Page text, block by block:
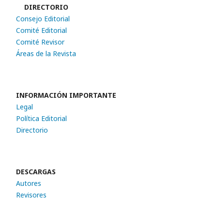
DIRECTORIO
Consejo Editorial
Comité Editorial
Comité Revisor
Áreas de la Revista
INFORMACIÓN IMPORTANTE
Legal
Política Editorial
Directorio
DESCARGAS
Autores
Revisores